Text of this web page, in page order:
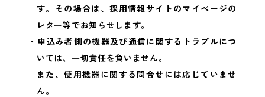
す。その場合は、採用情報サイトのマイページの
レター等でお知らせします。
・申込み者側の機器及び通信に関するトラブルにつ
いては、一切責任を負いません。
また、使用機器に関する問合せには応じていませ
ん。